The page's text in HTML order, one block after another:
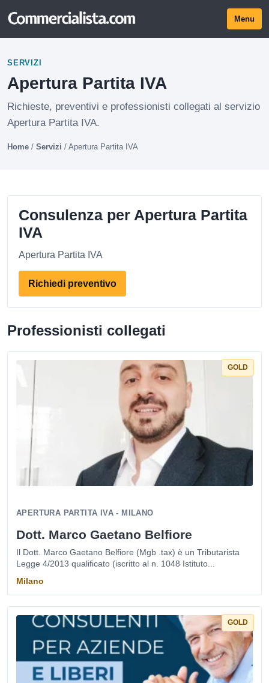
Menu
SERVIZI
Apertura Partita IVA
Richieste, preventivi e professionisti collegati al servizio
Apertura Partita IVA.
Home / Servizi / Apertura Partita IVA
Consulenza per Apertura Partita
IVA
Apertura Partita IVA
Richiedi preventivo
Professionisti collegati
GOLD
APERTURA PARTITA IVA - MILANO
Dott. Marco Gaetano Belfiore
Il Dott. Marco Gaetano Belfiore (Mgb .tax) è un Tributarista
Legge 4/2013 qualificato (iscritto al n. 1048 Istituto...
Milano
GOLD